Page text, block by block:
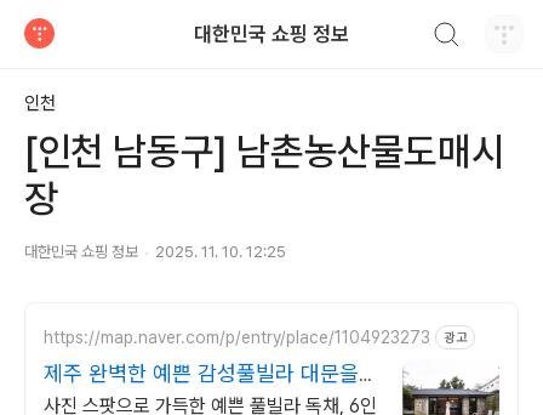
대한민국 쇼핑 정보
인천
[인천 남동구] 남촌농산물도매시
장
대한민국 쇼핑 정보 2025. 11. 10. 12:25
https://map.naver.com/p/entry/place/1104923273 광고
제주 완벽한 예쁜 감성풀빌라 대문을
여는 순간 예쁨 가득
사진 스팟으로 가득한 예쁜 풀빌라 독채, 6인